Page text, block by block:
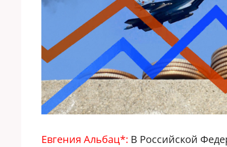
Евгения Альбац*: В Российской